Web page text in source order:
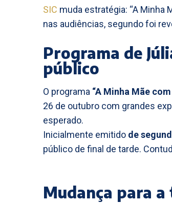
SIC muda estratégia: “A Minha
nas audiências, segundo foi
Programa de
público
O programa “A Minha Mãe
26 de outubro com grandes
esperado.
Inicialmente emitido de
público de final de tarde.
Mudança para